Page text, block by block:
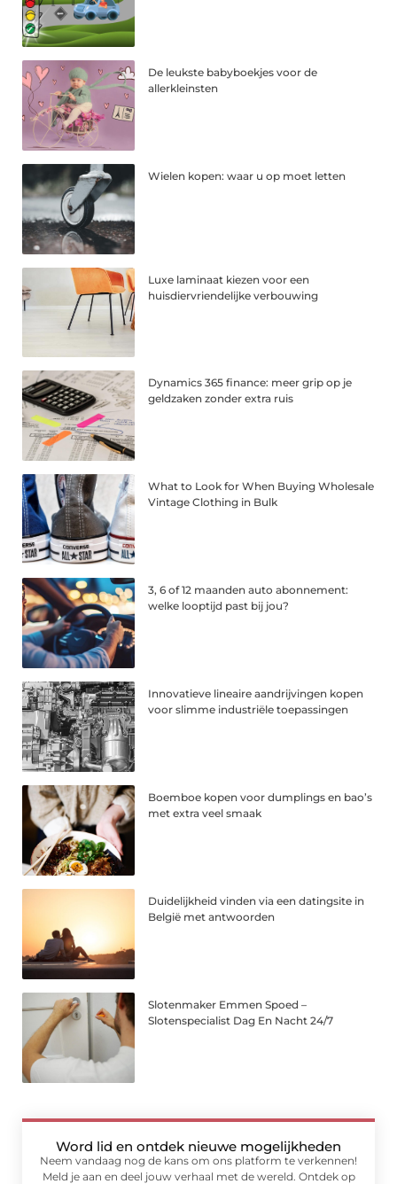
De leukste babyboekjes voor de
allerkleinsten
Wielen kopen: waar u op moet letten
Luxe laminaat kiezen voor een
huisdiervriendelijke verbouwing
Dynamics 365 finance: meer grip op je
geldzaken zonder extra ruis
What to Look for When Buying Wholesale
Vintage Clothing in Bulk
3, 6 of 12 maanden auto abonnement:
welke looptijd past bij jou?
Innovatieve lineaire aandrijvingen kopen
voor slimme industriële toepassingen
Boemboe kopen voor dumplings en bao’s
met extra veel smaak
Duidelijkheid vinden via een datingsite in
België met antwoorden
Slotenmaker Emmen Spoed –
Slotenspecialist Dag En Nacht 24/7
Word lid en ontdek nieuwe mogelijkheden
Neem vandaag nog de kans om ons platform te verkennen!
Meld je aan en deel jouw verhaal met de wereld. Ontdek op